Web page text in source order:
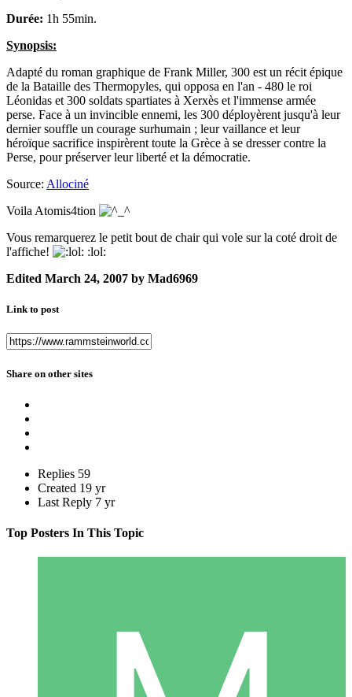
Durée: 1h 55min.
Synopsis:
Adapté du roman graphique de Frank Miller, 300 est un récit épique
de la Bataille des Thermopyles, qui opposa en l'an - 480 le roi
Léonidas et 300 soldats spartiates à Xerxès et l'immense armée
perse. Face à un invincible ennemi, les 300 déployèrent jusqu'à leur
dernier souffle un courage surhumain ; leur vaillance et leur
héroïque sacrifice inspirèrent toute la Grèce à se dresser contre la
Perse, pour préserver leur liberté et la démocratie.
Source: Allociné
Voila Atomis4tion
Vous remarquerez le petit bout de chair qui vole sur la coté droit de
l'affiche!
:lol:
Edited March 24, 2007 by Mad6969
Link to post
Share on other sites
Replies 59
Created 19 yr
Last Reply 7 yr
Top Posters In This Topic